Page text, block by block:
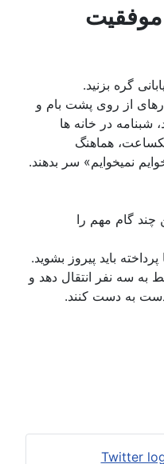
از روی پشت بام و
شبنامه در خانه ها
یکساعت، هماهنگ
نمیخوایم» سر بدهند.
۵ نفره این چند گام مهم را
باید پیروز بشوید.
به سه نفر انتقال دهد و
دست به دست کنند.